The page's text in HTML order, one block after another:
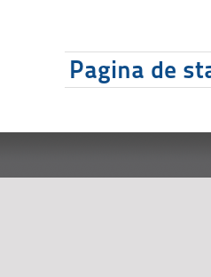
Pagina de